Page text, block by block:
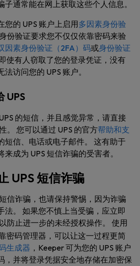
通常能在网上获取这些个人信息。
您的 UPS 账户上启用多因素身份验
份验证要求您不仅仅依靠密码来验
因素身份验证（2FA）码或身份验证
使有人窃取了您的登录凭证，没有
访问您的 UPS 账户。
UPS
的短信，并且感觉异常，请直接
。 您可以通过 UPS 的官方帮助和支
短信、电话或电子邮件。 这有助于
成为 UPS 短信诈骗的受害者。
UPS 短信诈骗
信诈骗，也请保持警惕，因为诈骗
法。 如果您不慎上当受骗，应立即
防止进一步的未经授权操作。 使用
密码管理器，可以让这一过程更简
生成器 ，Keeper 可为您的 UPS 账户
，并将登录凭据安全地存储在加密保